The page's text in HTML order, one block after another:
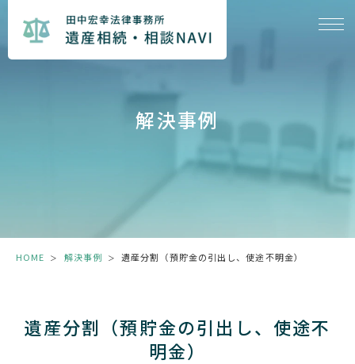
解決事例
HOME ＞ 解決事例 ＞ 遺産分割（預貯金の引出し、使途不明金）
遺産分割（預貯金の引出し、使途不
明金）